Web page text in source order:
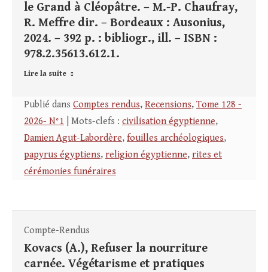
le Grand à Cléopâtre. – M.-P. Chaufray,
R. Meffre dir. – Bordeaux : Ausonius,
2024. – 392 p. : bibliogr., ill. – ISBN :
978.2.35613.612.1.
Lire la suite
Publié dans Comptes rendus, Recensions, Tome 128 -
2026- N°1 | Mots-clefs : civilisation égyptienne,
Damien Agut-Labordère, fouilles archéologiques,
papyrus égyptiens, religion égyptienne, rites et
cérémonies funéraires
Compte-Rendus
Kovacs (A.), Refuser la nourriture
carnée. Végétarisme et pratiques